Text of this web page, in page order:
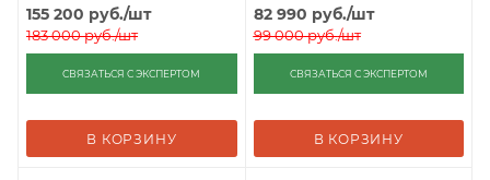
155 200 руб./шт
183 000руб./шт
СВЯЗАТЬСЯ С ЭКСПЕРТОМ
В КОРЗИНУ
82 990 руб./шт
99 000руб./шт
СВЯЗАТЬСЯ С ЭКСПЕРТОМ
В КОРЗИНУ